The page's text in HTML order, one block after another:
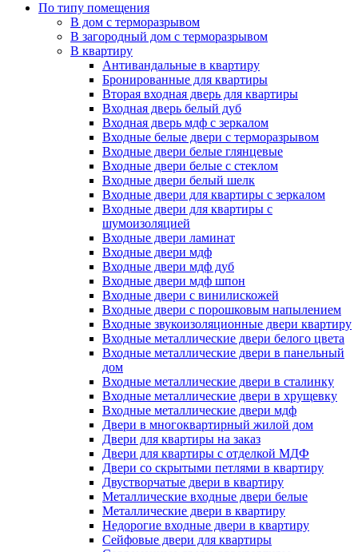
По типу помещения
В дом с терморазрывом
В загородный дом с терморазрывом
В квартиру
Антивандальные в квартиру
Бронированные для квартиры
Вторая входная дверь для квартиры
Входная дверь белый дуб
Входная дверь мдф с зеркалом
Входные белые двери с терморазрывом
Входные двери белые глянцевые
Входные двери белые с стеклом
Входные двери белый шелк
Входные двери для квартиры с зеркалом
Входные двери для квартиры с
шумоизоляцией
Входные двери ламинат
Входные двери мдф
Входные двери мдф дуб
Входные двери мдф шпон
Входные двери с винилискожей
Входные двери с порошковым напылением
Входные звукоизоляционные двери квартиру
Входные металлические двери белого цвета
Входные металлические двери в панельный
дом
Входные металлические двери в сталинку
Входные металлические двери в хрущевку
Входные металлические двери мдф
Двери в многоквартирный жилой дом
Двери для квартиры на заказ
Двери для квартиры с отделкой МДФ
Двери со скрытыми петлями в квартиру
Двустворчатые двери в квартиру
Металлические входные двери белые
Металлические двери в квартиру
Недорогие входные двери в квартиру
Сейфовые двери для квартиры